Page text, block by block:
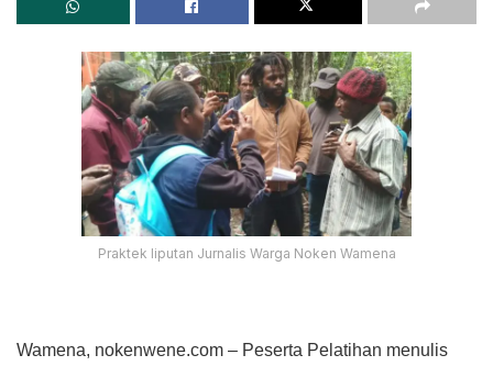
Praktek liputan Jurnalis Warga Noken Wamena
Wamena, nokenwene.com – Peserta Pelatihan menulis